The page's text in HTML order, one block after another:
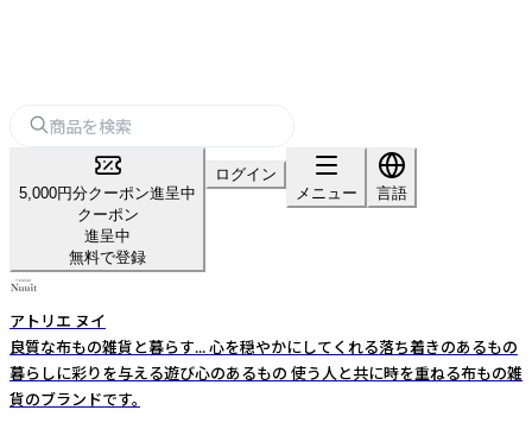
5,000円分クーポン進呈中
クーポン
進呈中
無料で登録
ログイン
メニュー
言語
アトリエ ヌイ
良質な布もの雑貨と暮らす... 心を穏やかにしてくれる落ち着きのあるもの
暮らしに彩りを与える遊び心のあるもの 使う人と共に時を重ねる布もの雑
貨のブランドです。